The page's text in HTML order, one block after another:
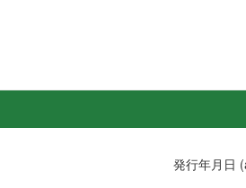
発行年月日